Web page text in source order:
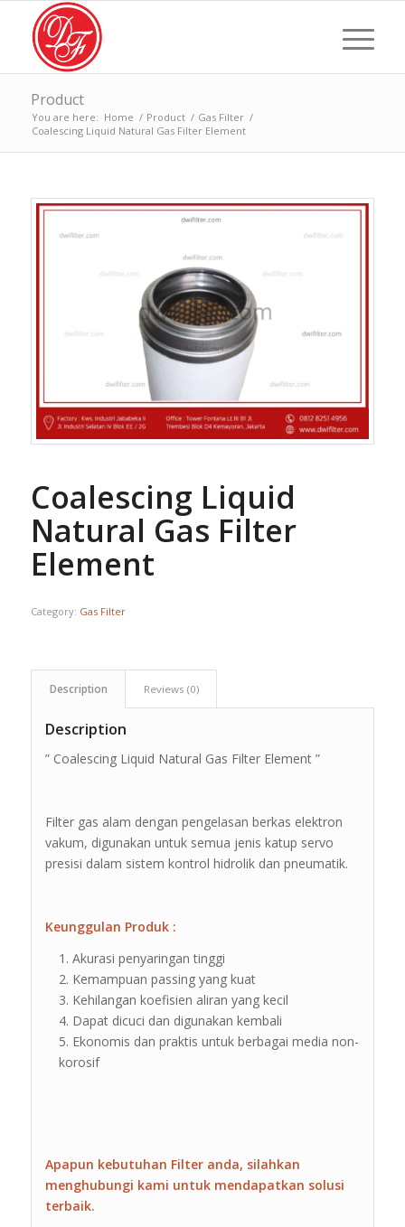
Product
You are here: Home / Product / Gas Filter /
Coalescing Liquid Natural Gas Filter Element
Coalescing Liquid
Natural Gas Filter
Element
Category: Gas Filter
Description Reviews (0)
Description
” Coalescing Liquid Natural Gas Filter Element ”
Filter gas alam dengan pengelasan berkas elektron
vakum, digunakan untuk semua jenis katup servo
presisi dalam sistem kontrol hidrolik dan pneumatik.
Keunggulan Produk :
Akurasi penyaringan tinggi
Kemampuan passing yang kuat
Kehilangan koefisien aliran yang kecil
Dapat dicuci dan digunakan kembali
Ekonomis dan praktis untuk berbagai media non-
korosif
Apapun kebutuhan Filter anda, silahkan
menghubungi kami untuk mendapatkan solusi
terbaik.